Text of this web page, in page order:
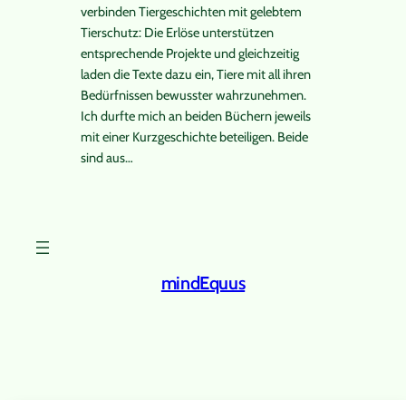
verbinden Tiergeschichten mit gelebtem
Tierschutz: Die Erlöse unterstützen
entsprechende Projekte und gleichzeitig
laden die Texte dazu ein, Tiere mit all ihren
Bedürfnissen bewusster wahrzunehmen.
Ich durfte mich an beiden Büchern jeweils
mit einer Kurzgeschichte beteiligen. Beide
sind aus…
mindEquus